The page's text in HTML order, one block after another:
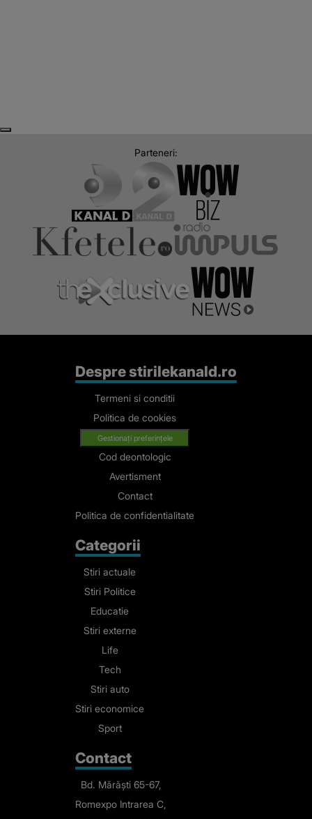
Parteneri:
Despre stirilekanald.ro
Termeni si conditii
Politica de cookies
Gestionați preferințele
Cod deontologic
Avertisment
Contact
Politica de confidentialitate
Categorii
Stiri actuale
Stiri Politice
Educatie
Stiri externe
Life
Tech
Stiri auto
Stiri economice
Sport
Contact
Bd. Mărăști 65-67,
Romexpo Intrarea C,